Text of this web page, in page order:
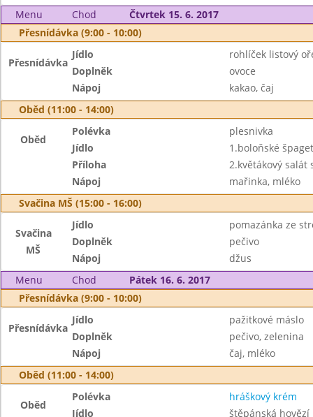
Menu
Chod
Čtvrtek 15. 6. 2017
Přesnídávka (9:00 - 10:00)
Přesnídávka
Jídlo
rohlíček listový
Doplněk
ovoce
Nápoj
kakao, čaj
Oběd (11:00 - 14:00)
Oběd
Polévka
plesnivka
Jídlo
1.boloňské
Příloha
2.květákový
Nápoj
mařinka, mléko
Svačina MŠ (15:00 - 16:00)
Svačina
MŠ
Jídlo
pomazánka ze
Doplněk
pečivo
Nápoj
džus
Menu
Chod
Pátek 16. 6. 2017
Přesnídávka (9:00 - 10:00)
Přesnídávka
Jídlo
pažitkové máslo
Doplněk
pečivo, zelenina
Nápoj
čaj, mléko
Oběd (11:00 - 14:00)
Oběd
Polévka
hráškový krém
Jídlo
štěpánská hovězí